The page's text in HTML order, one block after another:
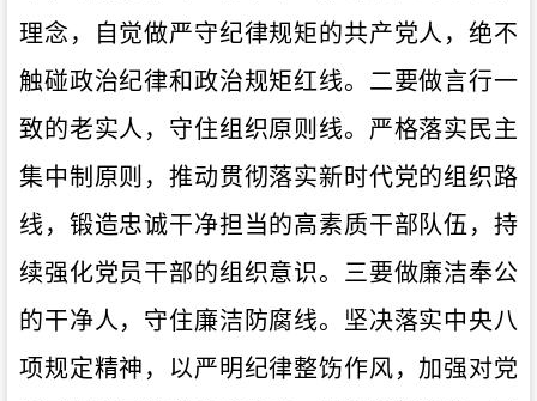
理念，自觉做严守纪律规矩的共产党人，绝不
触碰政治纪律和政治规矩红线。二要做言行一
致的老实人，守住组织原则线。严格落实民主
集中制原则，推动贯彻落实新时代党的组织路
线，锻造忠诚干净担当的高素质干部队伍，持
续强化党员干部的组织意识。三要做廉洁奉公
的干净人，守住廉洁防腐线。坚决落实中央八
项规定精神，以严明纪律整饬作风，加强对党